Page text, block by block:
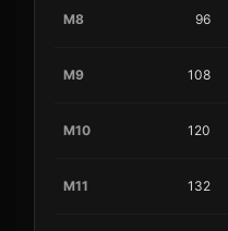
M8 96
M9 108
M10 120
M11 132